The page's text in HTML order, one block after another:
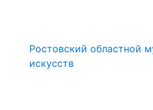
Ростовский областной
искусств